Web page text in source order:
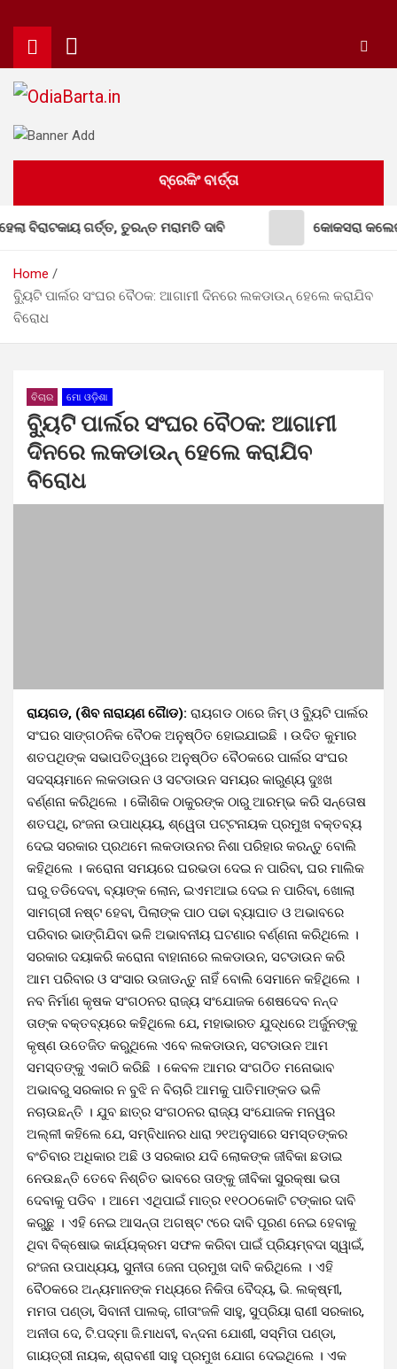
content
OdiaBarta.in
24x7News&Views
ବ୍ରେକିଂ ବାର୍ତ୍ତା
ଗର୍ତ୍ତ, ତୁରନ୍ତ ମରାମତି ଦାବି କୋକସରା କଲେଜରେ ଅବସର
Home
ବ୍ୟିୁଟି ପାର୍ଲର ସଂଘର ବୈଠକ: ଆଗାମୀ ଦିନରେ ଲକଡାଉନ୍ ହେଲେ କରାଯିବ
ବିରୋଧ
ବିଚାର ମୋ ଓଡ଼ିଶା
ବ୍ୟିୁଟି ପାର୍ଲର ସଂଘର ବୈଠକ: ଆଗାମୀ
ଦିନରେ ଲକଡାଉନ୍ ହେଲେ କରାଯିବ
ବିରୋଧ
ରାୟଗଡ, (ଶିବ ନାରାୟଣ ଗୈାଡ): ରାୟଗଡ ଠାରେ ଜିମ୍ ଓ ବ୍ୟିୁଟି ପାର୍ଲର
ସଂଘର ସାଙ୍ଗଠନିକ ବୈଠକ ଅନୁଷ୍ଠିତ ହୋଇଯାଇଛି । ଉଦିତ କୁମାର
ଶତପଥିଙ୍କ ସଭାପତିତ୍ୱରେ ଅନୁଷ୍ଠିତ ବୈଠକରେ ପାର୍ଲର ସଂଘର
ସଦସ୍ୟମାନେ ଲକଡାଉନ ଓ ସଟଡାଉନ ସମୟର କାରୁଣ୍ୟ ଦୁଃଖ
ବର୍ଣ୍ଣନା କରିଥିଲେ । କୈାଶିକ ଠାକୁରଙ୍କ ଠାରୁ ଆରମ୍ଭ କରି ସନ୍ତୋଷ
ଶତପଥି, ରଂଜନା ଉପାଧ୍ୟୟ, ଶ୍ୱେତା ପଟ୍ଟନାୟକ ପ୍ରମୁଖ ବକ୍ତବ୍ୟ
ଦେଇ ସରକାର ପ୍ରଥମେ ଲକଡାଉନର ନିଶା ପରିହାର କରନ୍ତୁ ବୋଲି
କହିଥିଲେ । କରୋନା ସମୟରେ ଘରଭଡା ଦେଇ ନ ପାରିବା, ଘର ମାଲିକ
ଘରୁ ତଡିଦେବା, ବ୍ୟାଙ୍କ ଲୋନ, ଇଏମଆଇ ଦେଇ ନ ପାରିବା, ଖୋଲା
ସାମଗ୍ରୀ ନଷ୍ଟ ହେବା, ପିଲାଙ୍କ ପାଠ ପଢା ବ୍ୟାଘାତ ଓ ଅଭାବରେ
ପରିବାର ଭାଙ୍ଗିଯିବା ଭଳି ଅଭାବନୀୟ ଘଟଣାର ବର୍ଣ୍ଣନା କରିଥିଲେ ।
ସରକାର ଦୟାକରି କରୋନା ବାହାନାରେ ଲକଡାଉନ, ସଟଡାଉନ କରି
ଆମ ପରିବାର ଓ ସଂସାର ଉଜାଡନ୍ତୁ ନାହିଁ ବୋଲି ସେମାନେ କହିଥିଲେ ।
ନବ ନିର୍ମାଣ କୃଷକ ସଂଗଠନର ରାଜ୍ୟ ସଂଯୋଜକ ଶେଷଦେବ ନନ୍ଦ
ତାଙ୍କ ବକ୍ତବ୍ୟରେ କହିଥିଲେ ଯେ, ମହାଭାରତ ଯୁଦ୍ଧରେ ଅର୍ଜୁନଙ୍କୁ
କୃଷ୍ଣ ଉତେଜିତ କରୁଥିଲେ ଏବେ ଲକଡାଉନ, ସଟଡାଉନ ଆମ
ସମସ୍ତଙ୍କୁ ଏକାଠି କରିଛି । କେବଳ ଆମର ସଂଗଠିତ ମନୋଭାବ
ଅଭାବରୁ ସରକାର ନ ବୁଝି ନ ବିଚାରି ଆମକୁ ପାତିମାଙ୍କଡ ଭଳି
ନଚାଉଛନ୍ତି । ଯୁବ ଛାତ୍ର ସଂଗଠନର ରାଜ୍ୟ ସଂଯୋଜକ ମନୱର
ଅଲ୍ଳୀ କହିଲେ ଯେ, ସମ୍ବିଧାନର ଧାରା ୨୧ଅନୁସାରେ ସମସ୍ତଙ୍କର
ବଂଚିବାର ଅଧିକାର ଅଛି ଓ ସରକାର ଯଦି ଲୋକଙ୍କ ଜୀବିକା ଛଡାଇ
ନେଉଛନ୍ତି ତେବେ ନିଶ୍ଚିତ ଭାବରେ ତାଙ୍କୁ ଜୀବିକା ସୁରକ୍ଷା ଭତା
ଦେବାକୁ ପଡିବ । ଆମେ ଏଥିପାଇଁ ମାତ୍ର ୧୧୦୦କୋଟି ଟଙ୍କାର ଦାବି
କରୁଛୁ । ଏହି ନେଇ ଆସନ୍ତା ଅଗଷ୍ଟ ୯ରେ ଦାବି ପୂରଣ ନେଇ ହେବାକୁ
ଥିବା ବିକ୍ଷୋଭ କାର୍ଯ୍ୟକ୍ରମ ସଫଳ କରିବା ପାଇଁ ପ୍ରିୟମ୍ବଦା ସ୍ୱାଇଁ,
ରଂଜନା ଉପାଧ୍ୟୟ, ସୁନୀତା ଜେନା ପ୍ରମୁଖ ଦାବି କରିଥିଲେ । ଏହି
ବୈଠକରେ ଅନ୍ୟମାନଙ୍କ ମଧ୍ୟରେ ନିକିତା ବୈଦ୍ୟ, ଭି. ଲକ୍ଷ୍ମୀ,
ମମତା ପଣ୍ଡା, ସିବାନୀ ପାଲକ୍‌, ଗୀତାଂଜଳି ସାହୁ, ସୁପ୍ରିୟା ରାଣୀ ସରକାର,
ଅନୀତା ଦେ, ଟି.ପଦ୍ମା ଜି.ମାଧବୀ, ବନ୍ଦନା ଯୋଶୀ, ସସ୍ମିତା ପଣ୍ଡା,
ଗାୟତ୍ରୀ ନାୟକ, ଶ୍ରାବଣୀ ସାହୁ ପ୍ରମୁଖ ଯୋଗ ଦେଇଥିଲେ । ଏକ